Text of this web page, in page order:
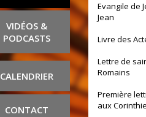
VIDÉOS &
PODCASTS
CALENDRIER
CONTACT
Evangile de
Jean
Livre des
Lettre de
Romains
Première
aux